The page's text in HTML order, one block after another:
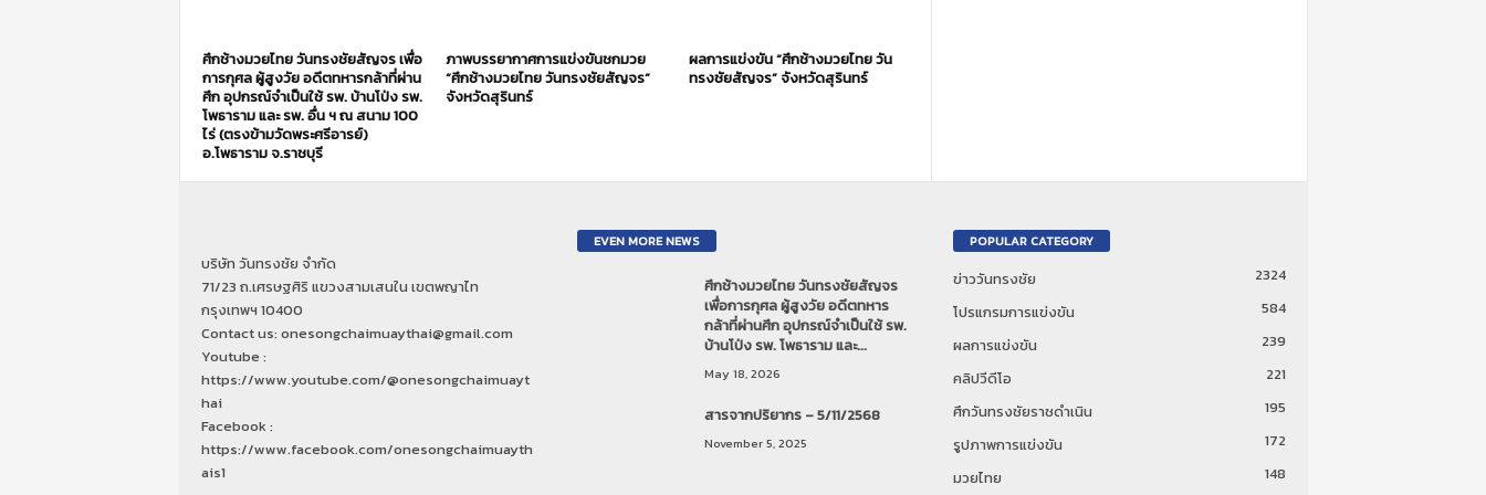
ศึกช้างมวยไทย วันทรงชัยสัญจร เพื่อ
การกุศล ผู้สูงวัย อดีตทหารกล้าที่ผ่าน
ศึก อุปกรณ์จำเป็นใช้ รพ. บ้านโป่ง รพ.
โพธาราม และ รพ. อื่น ฯ ณ สนาม 100
ไร่ (ตรงข้ามวัดพระศรีอารย์)
อ.โพธาราม จ.ราชบุรี
ภาพบรรยากาศการแข่งขันชกมวย
“ศึกช้างมวยไทย วันทรงชัยสัญจร”
จังหวัดสุรินทร์
ผลการแข่งขัน “ศึกช้างมวยไทย วัน
ทรงชัยสัญจร” จังหวัดสุรินทร์
บริษัท วันทรงชัย จำกัด
71/23 ถ.เศรษฐศิริ แขวงสามเสนใน เขตพญาไท
กรุงเทพฯ 10400
Contact us: onesongchaimuaythai@gmail.com
Youtube :
https://www.youtube.com/@onesongchaimuayt
hai
Facebook :
https://www.facebook.com/onesongchaimuayth
ais1
EVEN MORE NEWS
ศึกช้างมวยไทย วันทรงชัยสัญจร
เพื่อการกุศล ผู้สูงวัย อดีตทหาร
กล้าที่ผ่านศึก อุปกรณ์จำเป็นใช้ รพ.
บ้านโป่ง รพ. โพธาราม และ...
May 18, 2026
สารจากปริยากร – 5/11/2568
November 5, 2025
POPULAR CATEGORY
ข่าววันทรงชัย
2324
โปรแกรมการแข่งขัน
584
ผลการแข่งขัน
239
คลิปวีดีโอ
221
ศึกวันทรงชัยราชดำเนิน
195
รูปภาพการแข่งขัน
172
มวยไทย
148